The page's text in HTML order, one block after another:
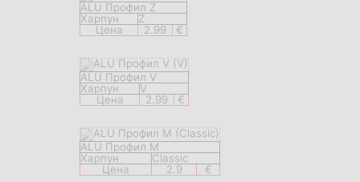
ALU Профил Z
Харпун
Z
Цена
2.99 €
ALU Профил V
Харпун
V
Цена
2.99 €
ALU Профил M
Харпун
Classic
Цена
2.9 €